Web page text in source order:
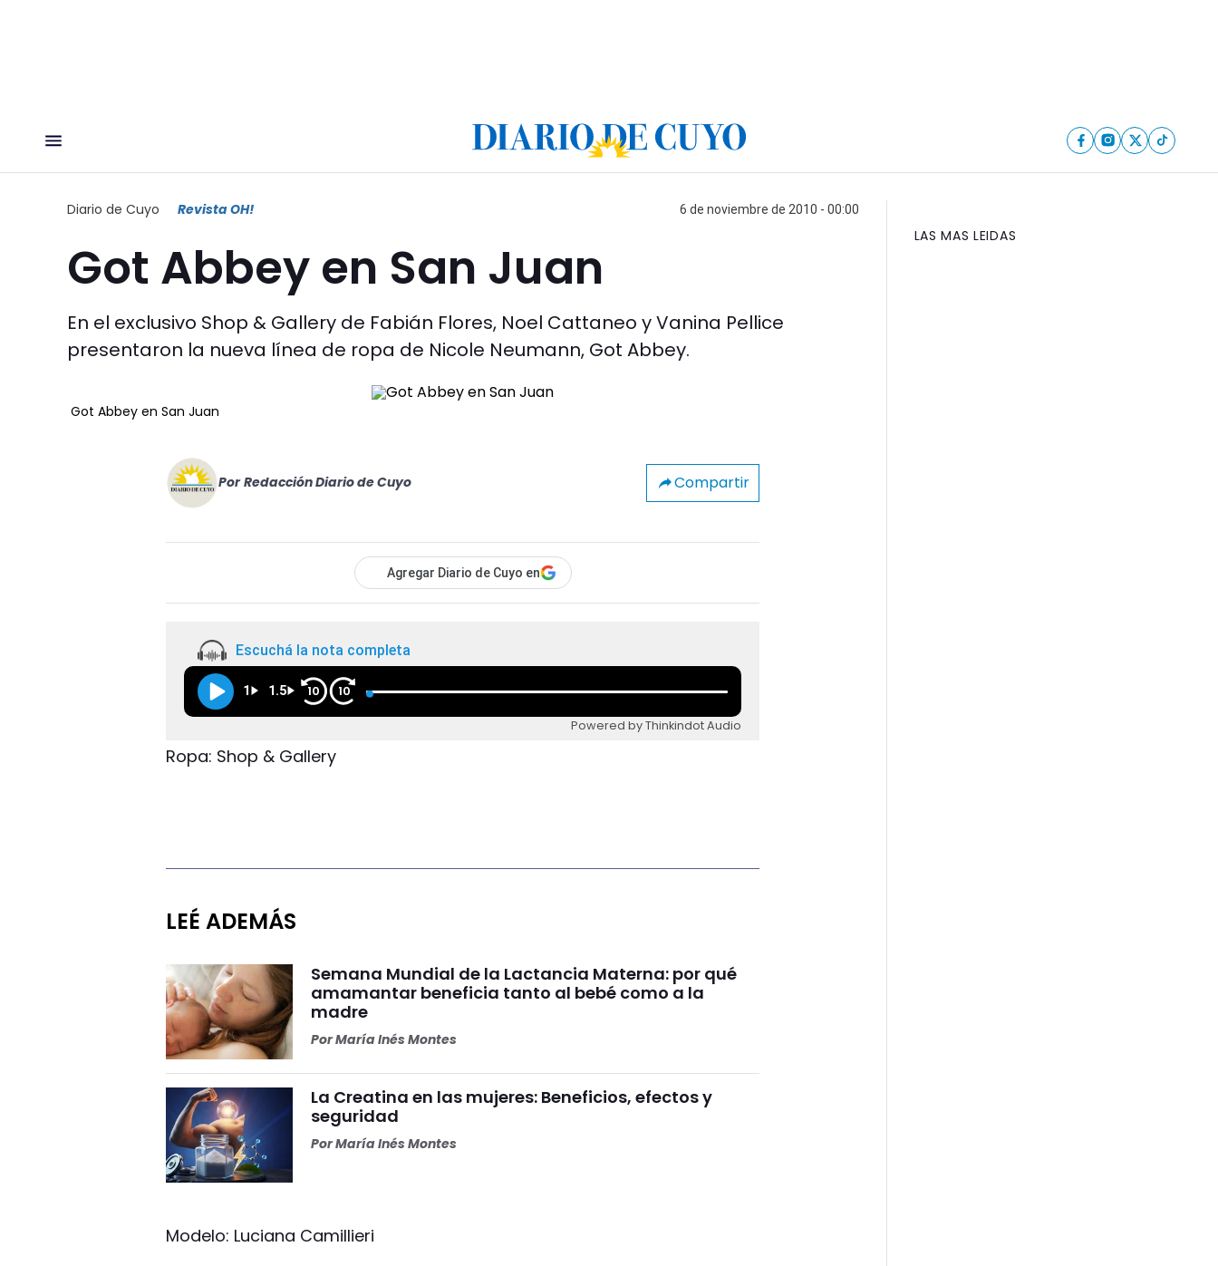
Diario de Cuyo Revista OH! 6 de noviembre de 2010 - 00:00
Got Abbey en San Juan
En el exclusivo Shop & Gallery de Fabián Flores, Noel Cattaneo y Vanina Pellice
presentaron la nueva línea de ropa de Nicole Neumann, Got Abbey.
Got Abbey en San Juan
Por Redacción Diario de Cuyo Compartir
Agregar Diario de Cuyo en
Escuchá la nota completa
1 1.5 10 10
Powered by Thinkindot Audio
Ropa: Shop & Gallery
LEÉ ADEMÁS
Semana Mundial de la Lactancia Materna: por qué
amamantar beneficia tanto al bebé como a la
madre
PorMaría Inés Montes
La Creatina en las mujeres: Beneficios, efectos y
seguridad
PorMaría Inés Montes
Modelo: Luciana Camillieri
LAS MAS LEIDAS